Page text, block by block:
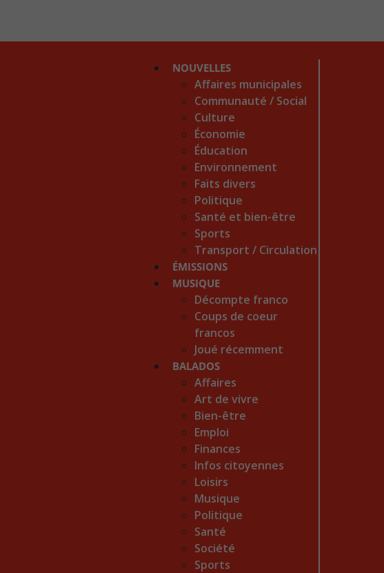
NOUVELLES
Affaires municipales
Communauté / Social
Culture
Économie
Éducation
Environnement
Faits divers
Politique
Santé et bien-être
Sports
Transport / Circulation
ÉMISSIONS
MUSIQUE
Décompte franco
Coups de coeur
francos
Joué récemment
BALADOS
Affaires
Art de vivre
Bien-être
Emploi
Finances
Infos citoyennes
Loisirs
Musique
Politique
Santé
Société
Sports